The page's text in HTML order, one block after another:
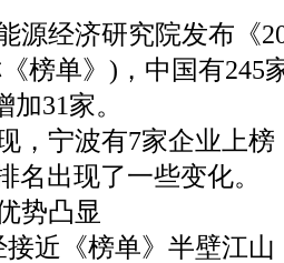
源经济研究院发布《
榜单》)，中国有245
31家。
，宁波有7家企业上
名出现了一些变化。
势凸显
接近《榜单》半壁江